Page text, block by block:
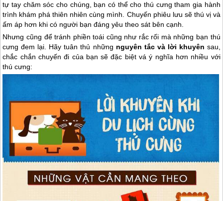
tự tay chăm sóc cho chúng, bạn có thể cho thú cưng tham gia hành
trình khám phá thiên nhiên cùng mình. Chuyến phiêu lưu sẽ thú vị và
ấm áp hơn khi có người bạn đáng yêu theo sát bên cạnh.
Nhưng cũng để tránh phiền toái cũng như rắc rối mà những bạn thú
cưng đem lại. Hãy tuân thủ những nguyên tắc và lời khuyên sau,
chắc chắn chuyến đi của bạn sẽ đặc biệt vá ý nghĩa hơn nhiều với
thú cưng: